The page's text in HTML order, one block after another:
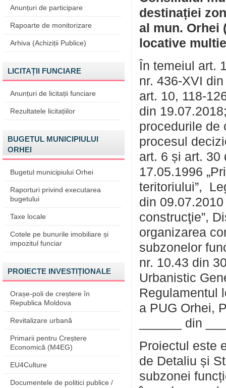
Anunțuri de participare
Rapoarte de monitorizare
Arhiva (Achiziții Publice)
LICITAȚII FUNCIARE
Anunțuri de licitații funciare
Rezultatele licitațiilor
BUGETUL MUNICIPIULUI
ORHEI
Bugetul municipiului Orhei
Raporturi privind executarea
bugetului
Taxe locale
Cotele pe bunurile imobiliare și
impozitul funciar
PROIECTE INVESTIȚIONALE
Orașe-poli de creștere în
Republica Moldova
Revitalizare urbană
Primarii pentru Creștere
Economică (M4EG)
EU4Culture
Documentele de politici publice /
destinației
al mun. Orhei
locative
În temeiul art.
nr. 436-XVI
art. 10, 118-
din
procedurile de
procesul
art. 6 și art. 30
17.05.1996
teritoriului”,
din
construcţie”,
organizarea
subzonelor
nr. 10.43 din
Urbanistic
Regulamentul
a PUG Orhei,
______ din
Proiectul este
de Detaliu și
subzonei